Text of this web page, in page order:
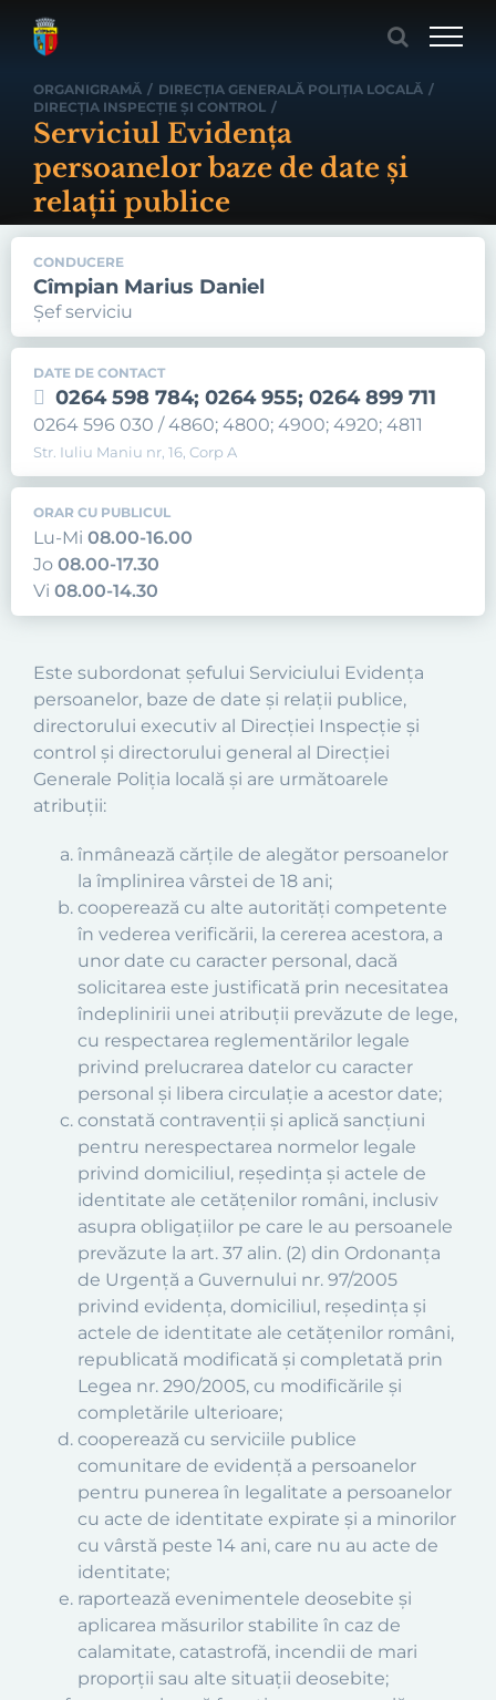
ORGANIGRAMĂ / DIRECŢIA GENERALĂ POLIŢIA LOCALĂ /
DIRECŢIA INSPECŢIE ŞI CONTROL /
Serviciul Evidența
persoanelor baze de date și
relații publice
CONDUCERE
Cîmpian Marius Daniel
Şef serviciu
DATE DE CONTACT
0264 598 784; 0264 955; 0264 899 711
0264 596 030 / 4860; 4800; 4900; 4920; 4811
Str. Iuliu Maniu nr, 16, Corp A
ORAR CU PUBLICUL
Lu-Mi 08.00-16.00
Jo 08.00-17.30
Vi 08.00-14.30
Este subordonat şefului Serviciului Evidenţa
persoanelor, baze de date şi relaţii publice,
directorului executiv al Direcţiei Inspecţie şi
control şi directorului general al Direcţiei
Generale Poliţia locală şi are următoarele
atribuţii:
înmânează cărţile de alegător persoanelor
la împlinirea vârstei de 18 ani;
cooperează cu alte autorităţi competente
în vederea verificării, la cererea acestora, a
unor date cu caracter personal, dacă
solicitarea este justificată prin necesitatea
îndeplinirii unei atribuţii prevăzute de lege,
cu respectarea reglementărilor legale
privind prelucrarea datelor cu caracter
personal şi libera circulaţie a acestor date;
constată contravenţii şi aplică sancţiuni
pentru nerespectarea normelor legale
privind domiciliul, reşedinţa şi actele de
identitate ale cetăţenilor români, inclusiv
asupra obligaţiilor pe care le au persoanele
prevăzute la art. 37 alin. (2) din Ordonanţa
de Urgenţă a Guvernului nr. 97/2005
privind evidenţa, domiciliul, reşedinţa şi
actele de identitate ale cetăţenilor români,
republicată modificată şi completată prin
Legea nr. 290/2005, cu modificările şi
completările ulterioare;
cooperează cu serviciile publice
comunitare de evidenţă a persoanelor
pentru punerea în legalitate a persoanelor
cu acte de identitate expirate şi a minorilor
cu vârstă peste 14 ani, care nu au acte de
identitate;
raportează evenimentele deosebite şi
aplicarea măsurilor stabilite în caz de
calamitate, catastrofă, incendii de mari
proporţii sau alte situaţii deosebite;